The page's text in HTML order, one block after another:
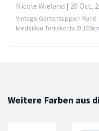
Nicole Wieland | 20 Oct,
Vintage Gartenteppich Rund
Medaillon Terrakotta Ø
Weitere Farben aus